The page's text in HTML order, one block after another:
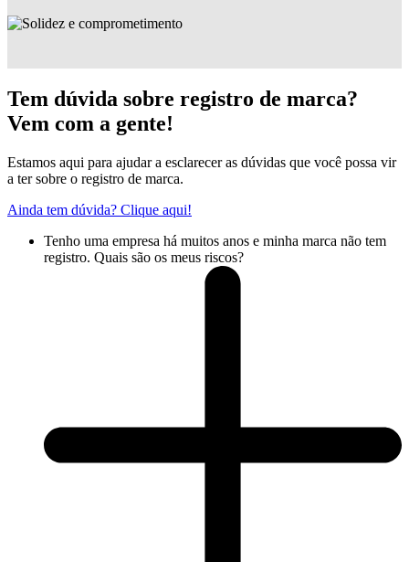
Tem dúvida sobre registro de marca?
Vem com a gente!
Estamos aqui para ajudar a esclarecer as dúvidas que você possa vir
a ter sobre o registro de marca.
Ainda tem dúvida? Clique aqui!
Tenho uma empresa há muitos anos e minha marca não tem
registro. Quais são os meus riscos?